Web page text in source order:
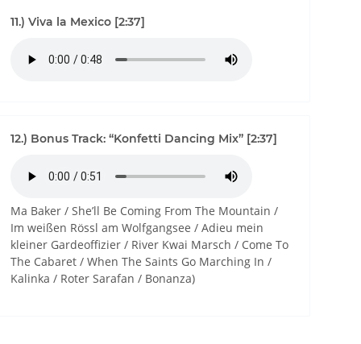
11.) Viva la Mexico [2:37]
12.) Bonus Track: “Konfetti Dancing Mix” [2:37]
Ma Baker / She’ll Be Coming From The Mountain /
Im weißen Rössl am Wolfgangsee / Adieu mein
kleiner Gardeoffizier / River Kwai Marsch / Come To
The Cabaret / When The Saints Go Marching In /
Kalinka / Roter Sarafan / Bonanza)